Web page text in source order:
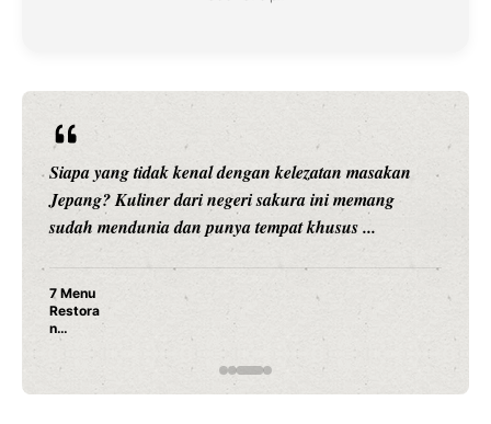
Siapa yang tidak kenal dengan kelezatan masakan
Jepang? Kuliner dari negeri sakura ini memang
sudah mendunia dan punya tempat khusus ...
7 Menu
Restora
n
Jepang
yang
Dicoba,